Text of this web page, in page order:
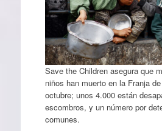
Save the Children asegura que
niños han muerto en la Franja
octubre; unos 4.000 están
escombros, y un número por
comunes.